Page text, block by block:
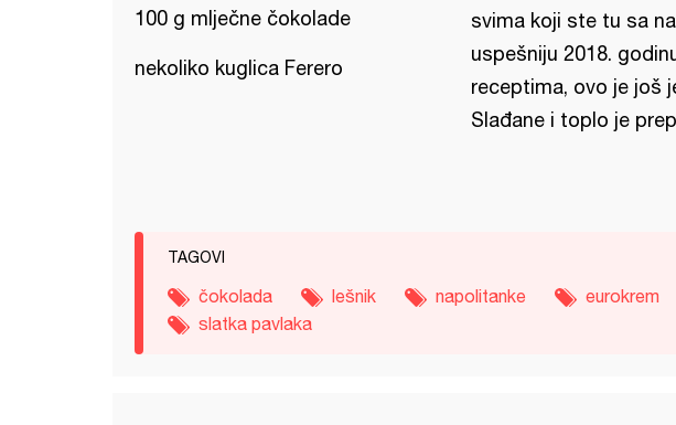
100 g mlječne čokolade
nekoliko kuglica Ferero
svima koji ste tu sa
uspešniju 2018.
receptima, ovo je još
Slađane i toplo je
TAGOVI
čokolada lešnik napolitanke eurokrem
slatka pavlaka